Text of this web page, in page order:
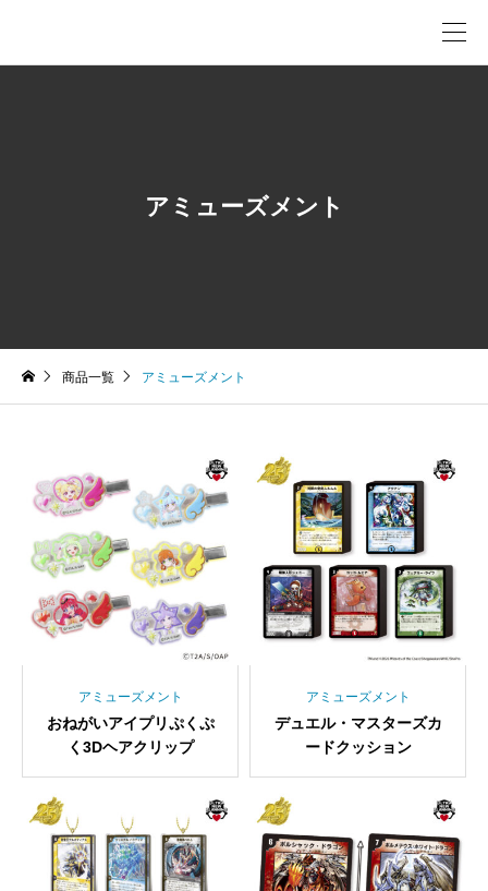
アミューズメント
商品一覧 アミューズメント
アミューズメント
おねがいアイプリぷくぷ
く3Dヘアクリップ
アミューズメント
デュエル・マスターズカ
ードクッション